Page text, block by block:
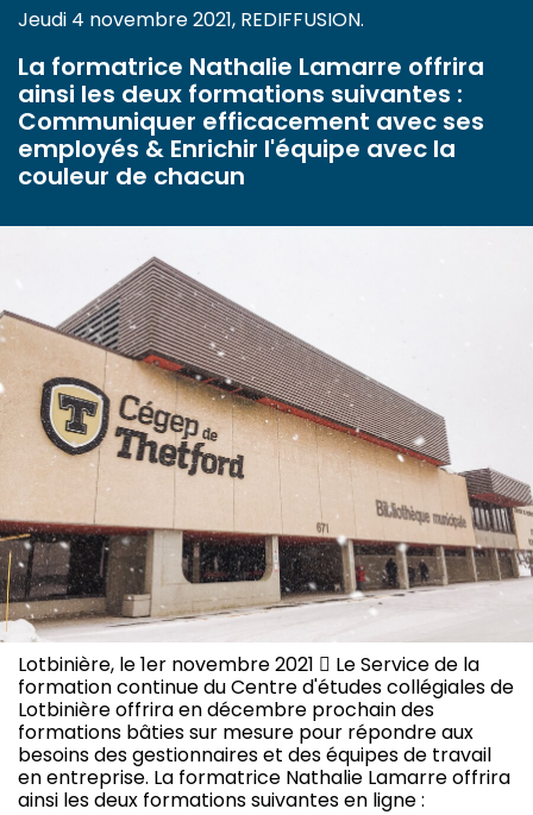
Jeudi 4 novembre 2021, REDIFFUSION.
La formatrice Nathalie Lamarre offrira
ainsi les deux formations suivantes :
Communiquer efficacement avec ses
employés & Enrichir l'équipe avec la
couleur de chacun
Lotbinière, le 1er novembre 2021  Le Service de la
formation continue du Centre d'études collégiales de
Lotbinière offrira en décembre prochain des
formations bâties sur mesure pour répondre aux
besoins des gestionnaires et des équipes de travail
en entreprise. La formatrice Nathalie Lamarre offrira
ainsi les deux formations suivantes en ligne :